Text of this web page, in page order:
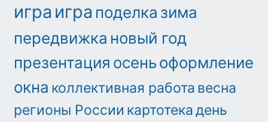
игра игра поделка зима
передвижка новый год
презентация осеньоформление
окна коллективная работа весна
регионы России картотекадень